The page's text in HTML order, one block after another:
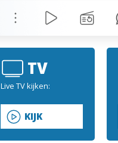
TV
Live TV kijken:
KIJK